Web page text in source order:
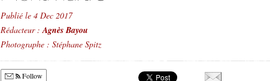
Publié le 4 Dec 2017
Rédacteur :Agnès Bayou
Photographe : Stéphane Spitz
Follow